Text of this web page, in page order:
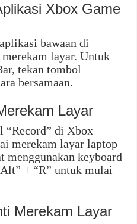
Xbox Game
bawaan di
layar. Untuk
tekan tombol
bersamaan.
Layar
“Record” di Xbox
merekam layar laptop
menggunakan keyboard
+ “R” untuk mulai
Merekam Layar